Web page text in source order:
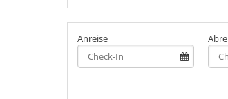
Anreise